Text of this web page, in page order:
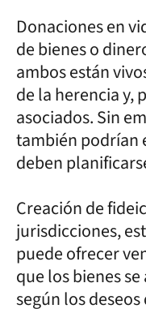
Donaciones en
de bienes o
ambos están
de la herencia y,
asociados. Sin
también podrían
deben
Creación de
jurisdicciones,
puede ofrecer
que los bienes
según los